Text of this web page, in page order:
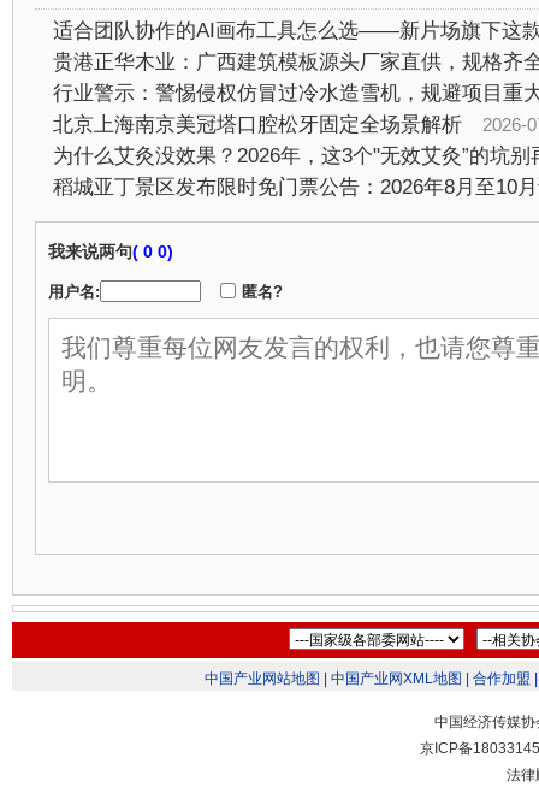
行业警示：警惕侵权仿冒过冷水造雪机，规避项目重
北京上海南京美冠塔口腔松牙固定全场景解析
2026-07-
为什么艾灸没效果？2026年，这3个"无效艾灸”的坑别
我来说两句( 0 0)
用户名: 匿名?
中国产业网站地图 | 中国产业网XML地图 | 合作加盟 |
中国经济传媒
京ICP备
法